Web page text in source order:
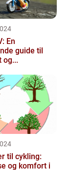
En
guide til
og...
til cykling:
og komfort i